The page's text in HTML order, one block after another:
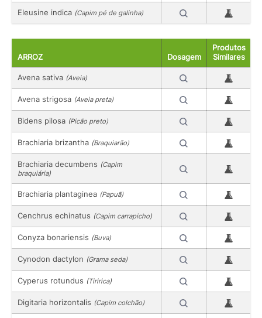
Eleusine indica (Capim pé de galinha)
ARROZ Dosagem
Produtos
Similares
Avena sativa (Aveia)
Avena strigosa (Aveia preta)
Bidens pilosa (Picão preto)
Brachiaria brizantha (Braquiarão)
Brachiaria decumbens (Capim
braquiária)
Brachiaria plantaginea (Papuã)
Cenchrus echinatus (Capim carrapicho)
Conyza bonariensis (Buva)
Cynodon dactylon (Grama seda)
Cyperus rotundus (Tiririca)
Digitaria horizontalis (Capim colchão)